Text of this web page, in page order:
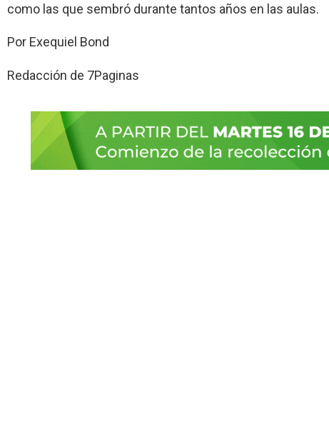
como las que sembró durante tantos años en las aulas.
Por Exequiel Bond
Redacción de 7Paginas